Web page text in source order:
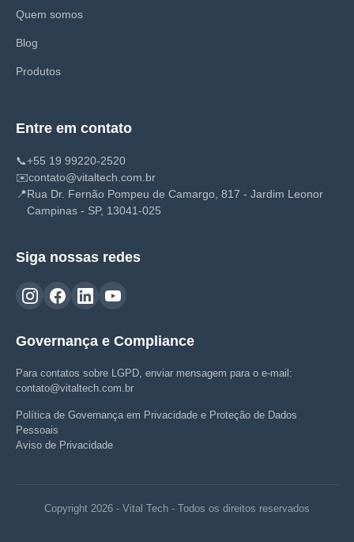
Quem somos
Blog
Produtos
Entre em contato
📞+55 19 99220-2520
✉️contato@vitaltech.com.br
📍Rua Dr. Fernão Pompeu de Camargo, 817 - Jardim Leonor
Campinas - SP, 13041-025
Siga nossas redes
Governança e Compliance
Para contatos sobre LGPD, enviar mensagem para o e-mail:
contato@vitaltech.com.br
Política de Governança em Privacidade e Proteção de Dados
Pessoais
Aviso de Privacidade
Copyright 2026 - Vital Tech - Todos os direitos reservados